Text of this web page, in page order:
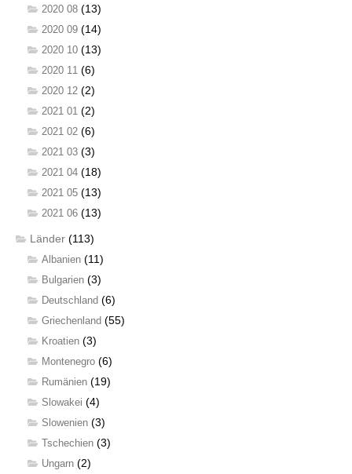
2020 08 (13)
2020 09 (14)
2020 10 (13)
2020 11 (6)
2020 12 (2)
2021 01 (2)
2021 02 (6)
2021 03 (3)
2021 04 (18)
2021 05 (13)
2021 06 (13)
Länder (113)
Albanien (11)
Bulgarien (3)
Deutschland (6)
Griechenland (55)
Kroatien (3)
Montenegro (6)
Rumänien (19)
Slowakei (4)
Slowenien (3)
Tschechien (3)
Ungarn (2)